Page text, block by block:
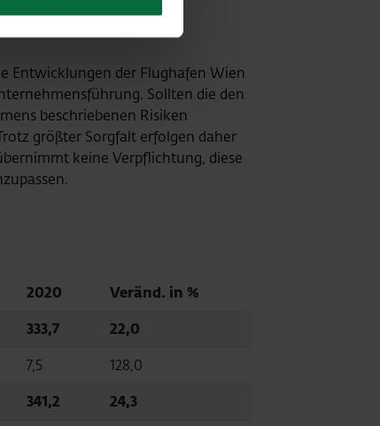
Entwicklungen der Flughafen Wien
Sollten die den
beschriebenen Risiken
größter Sorgfalt erfolgen daher
keine Verpflichtung, diese
2020
Veränd. in %
333,7
22,0
7,5
128,0
341,2 24,3